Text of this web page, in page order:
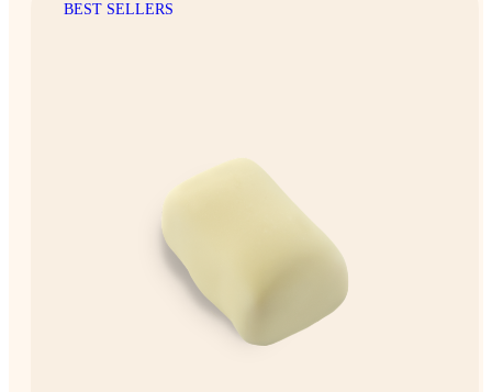
BEST SELLERS